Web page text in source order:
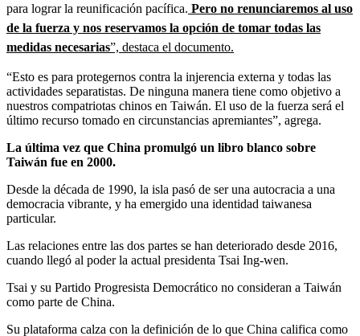
para lograr la reunificación pacífica. Pero no renunciaremos al uso
de la fuerza y nos reservamos la opción de tomar todas las
medidas necesarias”, destaca el documento.
“Esto es para protegernos contra la injerencia externa y todas las
actividades separatistas. De ninguna manera tiene como objetivo a
nuestros compatriotas chinos en Taiwán. El uso de la fuerza será el
último recurso tomado en circunstancias apremiantes”, agrega.
La última vez que China promulgó un libro blanco sobre
Taiwán fue en 2000.
Desde la década de 1990, la isla pasó de ser una autocracia a una
democracia vibrante, y ha emergido una identidad taiwanesa
particular.
Las relaciones entre las dos partes se han deteriorado desde 2016,
cuando llegó al poder la actual presidenta Tsai Ing-wen.
Tsai y su Partido Progresista Democrático no consideran a Taiwán
como parte de China.
Su plataforma calza con la definición de lo que China califica como